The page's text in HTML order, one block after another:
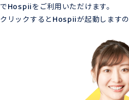
でHospiiをご利用いただけます。
クリックするとHospiiが起動します